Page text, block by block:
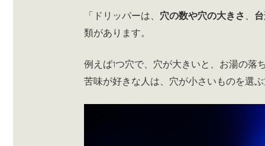
「ドリッパーは、 穴の数や穴の大きさ
類があります。
例えば1つ穴で、穴が大きいと、お湯の落
苦味が好きな人は、穴が小さいものを選